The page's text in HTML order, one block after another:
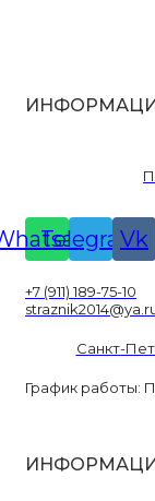
Telegram
Vk
+7 (911) 189-75-10
Санкт-
График работы: